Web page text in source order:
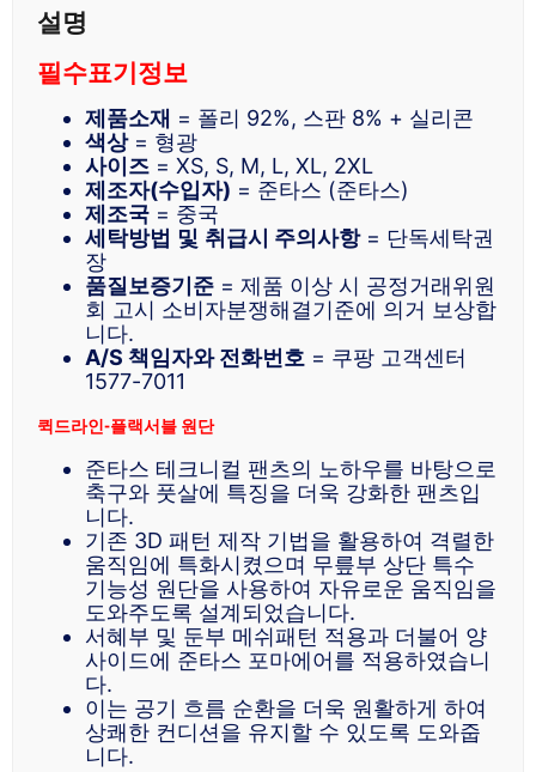
설명
필수표기정보
제품소재 = 폴리 92%, 스판 8% + 실리콘
색상= 형광
사이즈 = XS, S, M, L, XL, 2XL
제조자(수입자) = 준타스 (준타스)
제조국 = 중국
세탁방법 및 취급시 주의사항= 단독세탁권
장
품질보증기준 = 제품 이상 시 공정거래위원
회 고시 소비자분쟁해결기준에 의거 보상합
니다.
A/S 책임자와 전화번호 = 쿠팡 고객센터
1577-7011
퀵드라인-플랙서블 원단
준타스 테크니컬 팬츠의 노하우를 바탕으로
축구와 풋살에 특징을 더욱 강화한 팬츠입
니다.
기존 3D 패턴 제작 기법을 활용하여 격렬한
움직임에 특화시켰으며 무릎부 상단 특수
기능성 원단을 사용하여 자유로운 움직임을
도와주도록 설계되었습니다.
서혜부 및 둔부 메쉬패턴 적용과 더불어 양
사이드에 준타스 포마에어를 적용하였습니
다.
이는 공기 흐름 순환을 더욱 원활하게 하여
상쾌한 컨디션을 유지할 수 있도록 도와줍
니다.